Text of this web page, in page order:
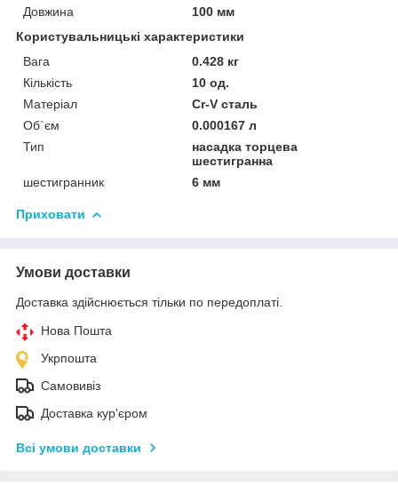
Довжина
100 мм
Користувальницькі характеристики
Вага
0.428 кг
Кількість
10 од.
Матеріал
Cr-V сталь
Об`єм
0.000167 л
Тип
насадка торцева
шестигранна
шестигранник
6 мм
Приховати
Умови доставки
Доставка здійснюється тільки по передоплаті.
Нова Пошта
Укрпошта
Самовивіз
Доставка кур'єром
Всі умови доставки